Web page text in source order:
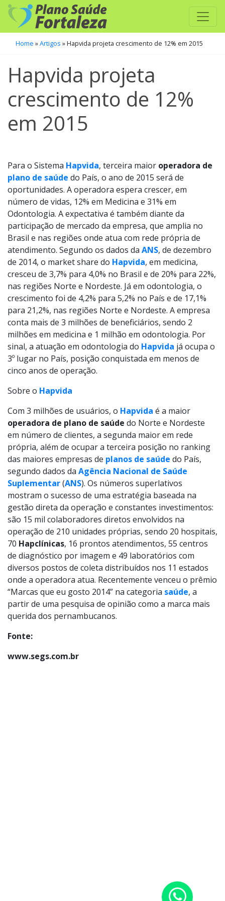
Home »Artigos »Hapvida projeta crescimento de 12% em 2015
Hapvida projeta
crescimento de 12%
em 2015
Para o Sistema Hapvida, terceira maior operadora de
plano de saúde do País, o ano de 2015 será de
oportunidades. A operadora espera crescer, em
número de vidas, 12% em Medicina e 31% em
Odontologia. A expectativa é também diante da
participação de mercado da empresa, que amplia no
Brasil e nas regiões onde atua com rede própria de
atendimento. Segundo os dados da ANS, de dezembro
de 2014, o market share do Hapvida, em medicina,
cresceu de 3,7% para 4,0% no Brasil e de 20% para 22%,
nas regiões Norte e Nordeste. Já em odontologia, o
crescimento foi de 4,2% para 5,2% no País e de 17,1%
para 21,2%, nas regiões Norte e Nordeste. A empresa
conta mais de 3 milhões de beneficiários, sendo 2
milhões em medicina e 1 milhão em odontologia. Por
sinal, a atuação em odontologia do Hapvida já ocupa o
3º lugar no País, posição conquistada em menos de
cinco anos de operação.
Sobre o Hapvida
Com 3 milhões de usuários, o Hapvida é a maior
operadora de plano de saúde do Norte e Nordeste
em número de clientes, a segunda maior em rede
própria, além de ocupar a terceira posição no ranking
das maiores empresas de planos de saúde do País,
segundo dados da Agência Nacional de Saúde
Suplementar(ANS). Os números superlativos
mostram o sucesso de uma estratégia baseada na
gestão direta da operação e constantes investimentos:
são 15 mil colaboradores diretos envolvidos na
operação de 210 unidades próprias, sendo 20 hospitais,
70 Hapclínicas, 16 prontos atendimentos, 55 centros
de diagnóstico por imagem e 49 laboratórios com
diversos postos de coleta distribuídos nos 11 estados
onde a operadora atua. Recentemente venceu o prêmio
“Marcas que eu gosto 2014” na categoria saúde, a
partir de uma pesquisa de opinião como a marca mais
querida dos pernambucanos.
Fonte:
www.segs.com.br